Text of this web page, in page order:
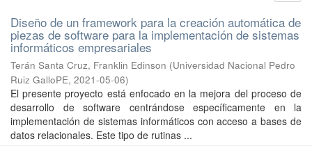
Diseño de un framework para la creación automática de
piezas de software para la implementación de sistemas
informáticos empresariales
Terán Santa Cruz, Franklin Edinson (Universidad Nacional Pedro
Ruiz GalloPE, 2021-05-06)
El presente proyecto está enfocado en la mejora del proceso de
desarrollo de software centrándose específicamente en la
implementación de sistemas informáticos con acceso a bases de
datos relacionales. Este tipo de rutinas ...